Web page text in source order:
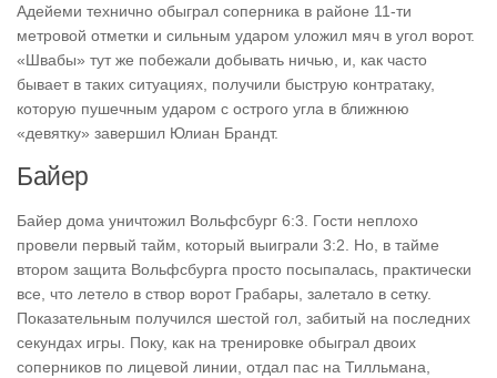
Адейеми технично обыграл соперника в районе 11-ти
метровой отметки и сильным ударом уложил мяч в угол ворот.
«Швабы» тут же побежали добывать ничью, и, как часто
бывает в таких ситуациях, получили быструю контратаку,
которую пушечным ударом с острого угла в ближнюю
«девятку» завершил Юлиан Брандт.
Байер
Байер дома уничтожил Вольфсбург 6:3. Гости неплохо
провели первый тайм, который выиграли 3:2. Но, в тайме
втором защита Вольфсбурга просто посыпалась, практически
все, что летело в створ ворот Грабары, залетало в сетку.
Показательным получился шестой гол, забитый на последних
секундах игры. Поку, как на тренировке обыграл двоих
соперников по лицевой линии, отдал пас на Тилльмана,